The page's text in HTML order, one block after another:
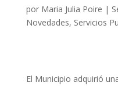
por Maria Julia Poire |
Novedades, Servicios
El Municipio adquirió